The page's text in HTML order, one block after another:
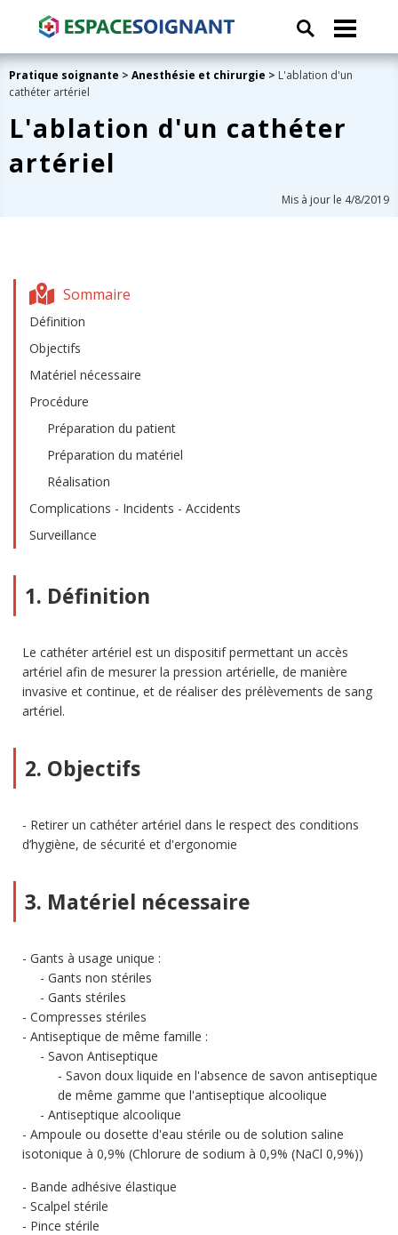
Pratique soignante > Anesthésie et chirurgie > L'ablation d'un
cathéter artériel
L'ablation d'un cathéter
artériel
Mis à jour le 4/8/2019
Sommaire
Définition
Objectifs
Matériel nécessaire
Procédure
Préparation du patient
Préparation du matériel
Réalisation
Complications - Incidents - Accidents
Surveillance
1. Définition
Le cathéter artériel est un dispositif permettant un accès
artériel afin de mesurer la pression artérielle, de manière
invasive et continue, et de réaliser des prélèvements de sang
artériel.
2. Objectifs
Retirer un cathéter artériel dans le respect des conditions
d’hygiène, de sécurité et d'ergonomie
3. Matériel nécessaire
Gants à usage unique :
Gants non stériles
Gants stériles
Compresses stériles
Antiseptique de même famille :
Savon Antiseptique
Savon doux liquide en l'absence de savon antiseptique
de même gamme que l'antiseptique alcoolique
Antiseptique alcoolique
Ampoule ou dosette d'eau stérile ou de solution saline
isotonique à 0,9% (Chlorure de sodium à 0,9% (NaCl 0,9%))
Bande adhésive élastique
Scalpel stérile
Pince stérile